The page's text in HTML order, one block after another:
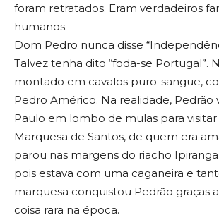
foram retratados. Eram verdadeiros
humanos.
Dom Pedro nunca disse
Talvez tenha dito “foda-se Portugal”.
montado em cavalos puro-sangue,
Pedro Américo. Na realidade, Pedrão
Paulo em lombo de mulas para visitar
Marquesa de Santos, de quem era
parou nas margens do riacho Ipiranga
pois estava com uma caganeira e
marquesa conquistou Pedrão graças
coisa rara na época.